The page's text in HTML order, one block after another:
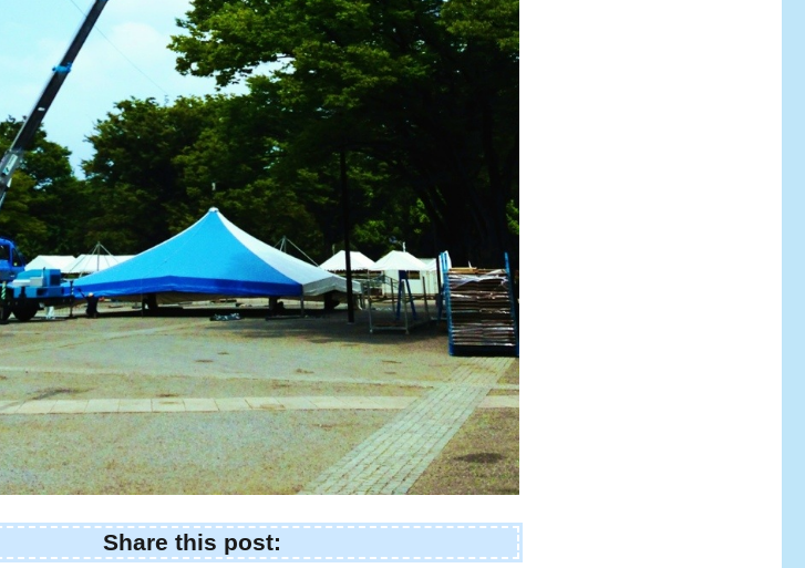
Share this post: